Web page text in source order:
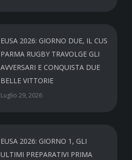
EUSA 2026: GIORNO DUE, IL CUS
PARMA RUGBY TRAVOLGE GLI
AVVERSARI E CONQUISTA DUE
BELLE VITTORIE
Luglio 29, 2026
EUSA 2026: GIORNO 1, GLI
ULTIMI PREPARATIVI PRIMA